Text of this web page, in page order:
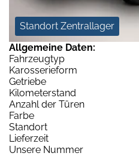
Standort Zentrallager
Allgemeine Daten:
Fahrzeugtyp
Karosserieform
Getriebe
Kilometerstand
Anzahl der Türen
Farbe
Standort
Lieferzeit
Unsere Nummer